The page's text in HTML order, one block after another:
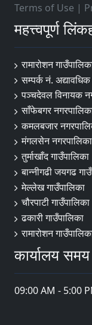
Terms of Use |
महत्त्वपूर्ण
रामारोशन
सम्पर्क नं.
पञ्चदेवल विनायक
साँफेबगर
कमलबजार
मंगलसेन नगरपालिका
तुर्माखाँद गाउँपालिका
बान्नीगढी जयगढ
मेल्लेख गाउँपालिका
चौरपाटी गाउँपालिका
ढकारी गाउँपालिका
रामारोशन
कार्यालय समय
09:00 AM - 5:00